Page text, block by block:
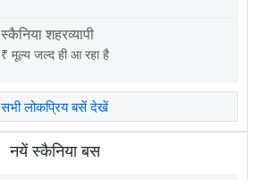
स्कैनिया शहरव्यापी
₹ मूल्य जल्द ही आ रहा है
सभी लोकप्रिय बसें देखें
नयें स्कैनिया बस